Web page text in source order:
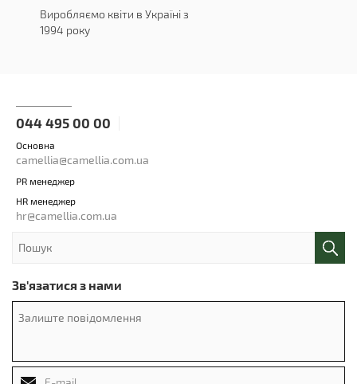
Виробляємо квіти в Україні з
1994 року
044 495 00 00
Основна
camellia@camellia.com.ua
PR менеджер
HR менеджер
hr@camellia.com.ua
Зв'язатися з нами